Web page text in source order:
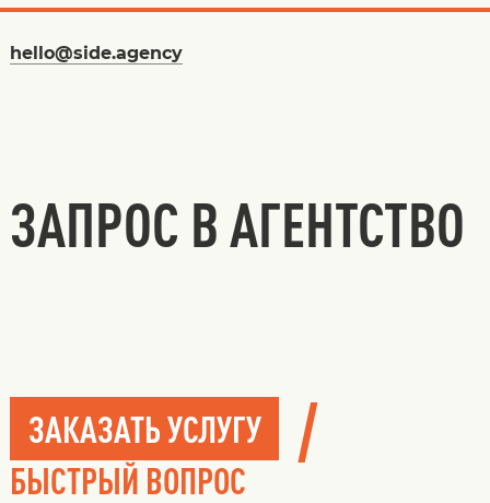
hello@side.agency
ЗАПРОС В АГЕНТСТВО
ЗАКАЗАТЬ УСЛУГУ /
БЫСТРЫЙ ВОПРОС